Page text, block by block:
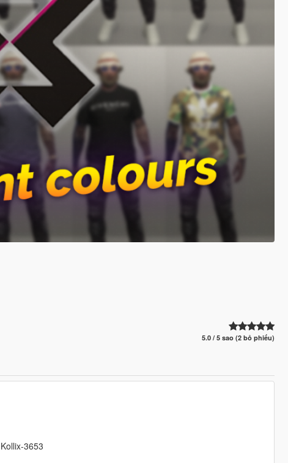
5.0 / 5 sao (2 bỏ phiếu)
3653